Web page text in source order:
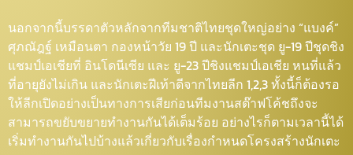
นอกจากนี้บรรดาตัวหลักจากทีมชาติไทยชุดใหญ่อย่าง “แบงค์”
ศุภณัฎฐ์ เหมือนตา กองหน้าวัย 19 ปี และนักเตะชุด ยู-19 ปีชุดชิง
แชมป์เอเชียที่ อินโดนีเซีย และ ยู-23 ปีชิงแชมป์เอเชีย หนที่แล้ว
ที่อายุยังไม่เกิน และนักเตะฝีเท้าดีจากไทยลีก 1,2,3 ทั้งนี้ก็ต้องรอ
ให้ลีกเปิดอย่างเป็นทางการเสียก่อนทีมงานสต๊าฟโค้ชถึงจะ
สามารถขยับขยายทำงานกันได้เต็มร้อย อย่างไรก็ตามเวลานี้ได้
เริ่มทำงานกันไปบ้างแล้วเกี่ยวกับเรื่องกำหนดโครงสร้างนักเตะ